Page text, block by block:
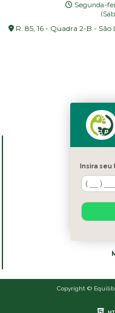
Segunda-
R. 85, 16 - Quadra 2-B -
Copyright ©
Insira